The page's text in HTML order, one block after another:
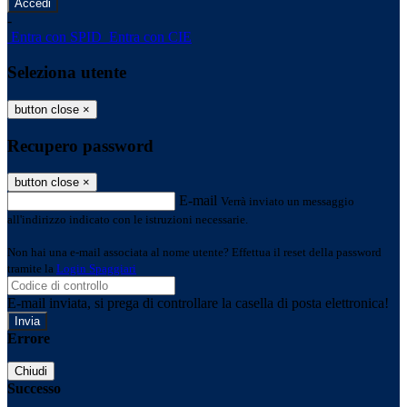
-
Entra con SPID Entra con CIE
Seleziona utente
button close ×
Recupero password
button close ×
E-mail Verrà inviato un messaggio
all'indirizzo indicato con le istruzioni necessarie.
Non hai una e-mail associata al nome utente? Effettua il reset della password
tramite la Login Spaggiari
E-mail inviata, si prega di controllare la casella di posta elettronica!
Errore
Chiudi
Successo